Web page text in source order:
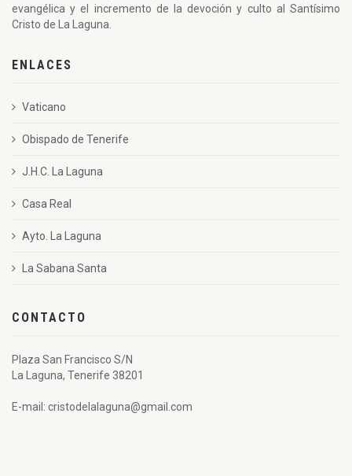
evangélica y el incremento de la devoción y culto al Santísimo
Cristo de La Laguna.
ENLACES
Vaticano
Obispado de Tenerife
J.H.C. La Laguna
Casa Real
Ayto. La Laguna
La Sabana Santa
CONTACTO
Plaza San Francisco S/N
La Laguna, Tenerife 38201
E-mail: cristodelalaguna@gmail.com